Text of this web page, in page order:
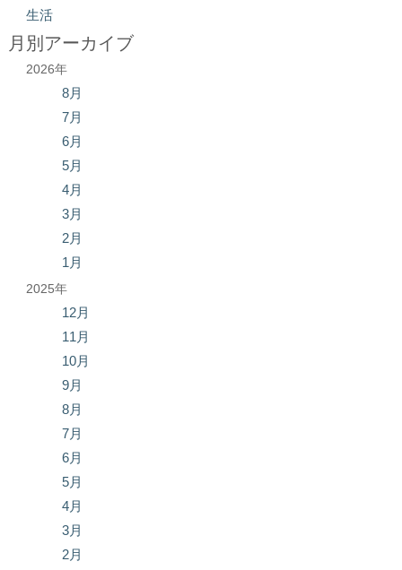
生活
月別アーカイブ
2026年
8月
7月
6月
5月
4月
3月
2月
1月
2025年
12月
11月
10月
9月
8月
7月
6月
5月
4月
3月
2月